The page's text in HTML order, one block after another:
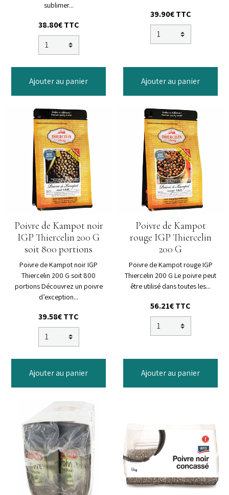
sublimer...
38.80€TTC
Ajouter au panier
39.90€TTC
Ajouter au panier
Poivre de Kampot noir
IGP Thiercelin 200 G
soit 800 portions
Poivre de Kampot noir IGP
Thiercelin 200 G soit 800
portions Découvrez un poivre
d’exception...
39.58€TTC
Ajouter au panier
Poivre de Kampot
rouge IGP Thiercelin
200 G
Poivre de Kampot rouge IGP
Thiercelin 200 G Le poivre peut
être utilisé dans toutes les...
56.21€TTC
Ajouter au panier